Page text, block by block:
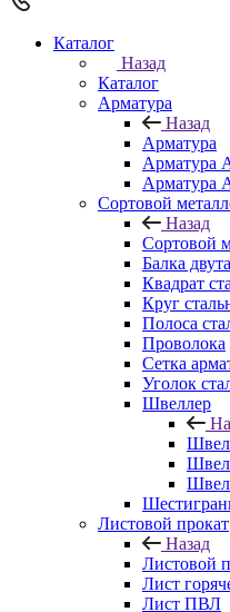
Каталог
Назад
Каталог
Арматура
Назад
Арматура
Арматура
Арматура
Сортовой
Назад
Сортовой
Балка
Квадрат
Круг
Полоса
Проволока
Сетка
Уголок
Швеллер
Листовой прокат
Назад
Листовой
Лист
Лист ПВЛ